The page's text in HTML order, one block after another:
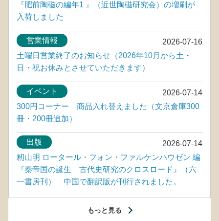
『肥前陶磁の編年1 』（近世陶磁研究会）の増刷が
入荷しました
2026-07-16
営業情報
土曜日営業終了のお知らせ（2026年10月から土・
日・祝お休みとさせていただきます）
2026-07-14
イベント
300円コーナー 商品入れ替えました（文京倉庫300
冊・200冊追加）
2026-07-14
出版
籾山明 ロータール・フォン・ファルケンハウゼン 編
『秦帝国の誕生 古代史研究のクロスロード』（六
一書房刊） 中国で翻訳版が刊行されました。
もっと見る